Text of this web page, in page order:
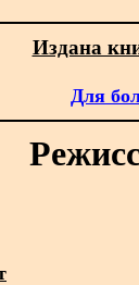
Издана
Для